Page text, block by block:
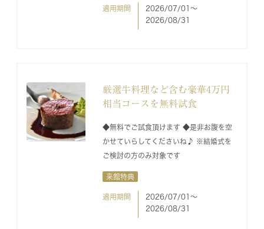
適用期間
2026/07/01〜
2026/08/31
厳選牛料理など含む豪華4万円
相当コースを無料試食
◆無料でご試食頂けます ◆是非お腹を空
かせていらしてくださいね♪ ※結婚式を
ご検討の方のみ対象です
来館特典
適用期間
2026/07/01〜
2026/08/31